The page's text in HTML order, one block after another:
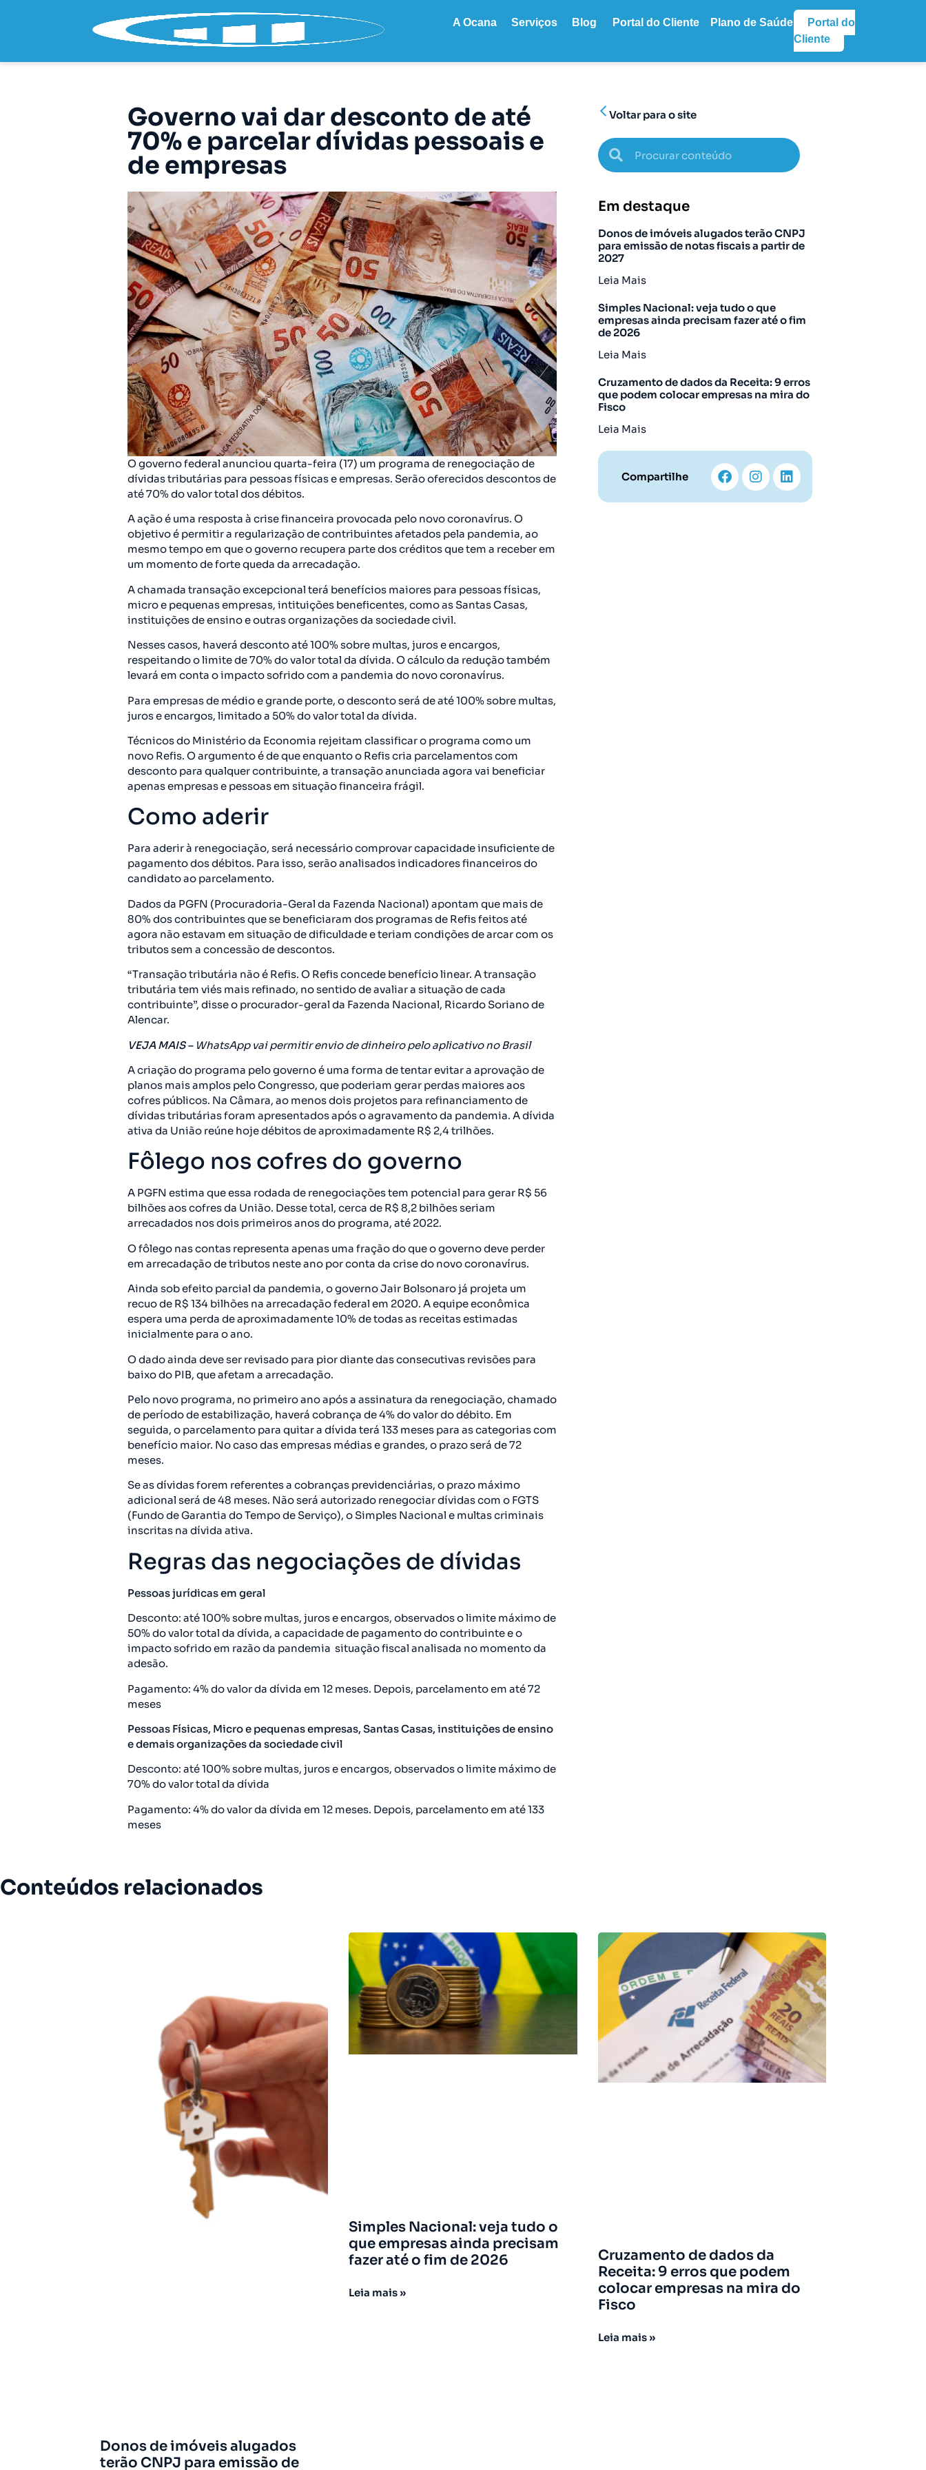
A Ocana Serviços Blog Portal do Cliente Plano de Saúde
Portal do
Cliente
Governo vai dar desconto de até
70% e parcelar dívidas pessoais e
de empresas
O governo federal anunciou quarta-feira (17) um programa de renegociação de
dívidas tributárias para pessoas físicas e empresas. Serão oferecidos descontos de
até 70% do valor total dos débitos.
A ação é uma resposta à crise financeira provocada pelo novo coronavírus. O
objetivo é permitir a regularização de contribuintes afetados pela pandemia, ao
mesmo tempo em que o governo recupera parte dos créditos que tem a receber em
um momento de forte queda da arrecadação.
A chamada transação excepcional terá benefícios maiores para pessoas físicas,
micro e pequenas empresas, intituições beneficentes, como as Santas Casas,
instituições de ensino e outras organizações da sociedade civil.
Nesses casos, haverá desconto até 100% sobre multas, juros e encargos,
respeitando o limite de 70% do valor total da dívida. O cálculo da redução também
levará em conta o impacto sofrido com a pandemia do novo coronavírus.
Para empresas de médio e grande porte, o desconto será de até 100% sobre multas,
juros e encargos, limitado a 50% do valor total da dívida.
Técnicos do Ministério da Economia rejeitam classificar o programa como um
novo Refis. O argumento é de que enquanto o Refis cria parcelamentos com
desconto para qualquer contribuinte, a transação anunciada agora vai beneficiar
apenas empresas e pessoas em situação financeira frágil.
Como aderir
Para aderir à renegociação, será necessário comprovar capacidade insuficiente de
pagamento dos débitos. Para isso, serão analisados indicadores financeiros do
candidato ao parcelamento.
Dados da PGFN (Procuradoria-Geral da Fazenda Nacional) apontam que mais de
80% dos contribuintes que se beneficiaram dos programas de Refis feitos até
agora não estavam em situação de dificuldade e teriam condições de arcar com os
tributos sem a concessão de descontos.
“Transação tributária não é Refis. O Refis concede benefício linear. A transação
tributária tem viés mais refinado, no sentido de avaliar a situação de cada
contribuinte”, disse o procurador-geral da Fazenda Nacional, Ricardo Soriano de
Alencar.
VEJA MAIS – WhatsApp vai permitir envio de dinheiro pelo aplicativo no Brasil
A criação do programa pelo governo é uma forma de tentar evitar a aprovação de
planos mais amplos pelo Congresso, que poderiam gerar perdas maiores aos
cofres públicos. Na Câmara, ao menos dois projetos para refinanciamento de
dívidas tributárias foram apresentados após o agravamento da pandemia. A dívida
ativa da União reúne hoje débitos de aproximadamente R$ 2,4 trilhões.
Fôlego nos cofres do governo
A PGFN estima que essa rodada de renegociações tem potencial para gerar R$ 56
bilhões aos cofres da União. Desse total, cerca de R$ 8,2 bilhões seriam
arrecadados nos dois primeiros anos do programa, até 2022.
O fôlego nas contas representa apenas uma fração do que o governo deve perder
em arrecadação de tributos neste ano por conta da crise do novo coronavírus.
Ainda sob efeito parcial da pandemia, o governo Jair Bolsonaro já projeta um
recuo de R$ 134 bilhões na arrecadação federal em 2020. A equipe econômica
espera uma perda de aproximadamente 10% de todas as receitas estimadas
inicialmente para o ano.
O dado ainda deve ser revisado para pior diante das consecutivas revisões para
baixo do PIB, que afetam a arrecadação.
Pelo novo programa, no primeiro ano após a assinatura da renegociação, chamado
de período de estabilização, haverá cobrança de 4% do valor do débito. Em
seguida, o parcelamento para quitar a dívida terá 133 meses para as categorias com
benefício maior. No caso das empresas médias e grandes, o prazo será de 72
meses.
Se as dívidas forem referentes a cobranças previdenciárias, o prazo máximo
adicional será de 48 meses. Não será autorizado renegociar dívidas com o FGTS
(Fundo de Garantia do Tempo de Serviço), o Simples Nacional e multas criminais
inscritas na dívida ativa.​
Regras das negociações de dívidas
Pessoas jurídicas em geral
Desconto: até 100% sobre multas, juros e encargos, observados o limite máximo de
50% do valor total da dívida, a capacidade de pagamento do contribuinte e o
impacto sofrido em razão da pandemia  situação fiscal analisada no momento da
adesão.
Pagamento: 4% do valor da dívida em 12 meses. Depois, parcelamento em até 72
meses
Pessoas Físicas, Micro e pequenas empresas, Santas Casas, instituições de ensino
e demais organizações da sociedade civil
Desconto: até 100% sobre multas, juros e encargos, observados o limite máximo de
70% do valor total da dívida
Pagamento: 4% do valor da dívida em 12 meses. Depois, parcelamento em até 133
meses
Voltar para o site
Em destaque
Donos de imóveis alugados terão CNPJ
para emissão de notas fiscais a partir de
2027
Leia Mais
Simples Nacional: veja tudo o que
empresas ainda precisam fazer até o fim
de 2026
Leia Mais
Cruzamento de dados da Receita: 9 erros
que podem colocar empresas na mira do
Fisco
Leia Mais
Compartilhe
Conteúdos relacionados
Donos de imóveis alugados
terão CNPJ para emissão de
Simples Nacional: veja tudo o
que empresas ainda precisam
fazer até o fim de 2026
Leia mais »
Cruzamento de dados da
Receita: 9 erros que podem
colocar empresas na mira do
Fisco
Leia mais »